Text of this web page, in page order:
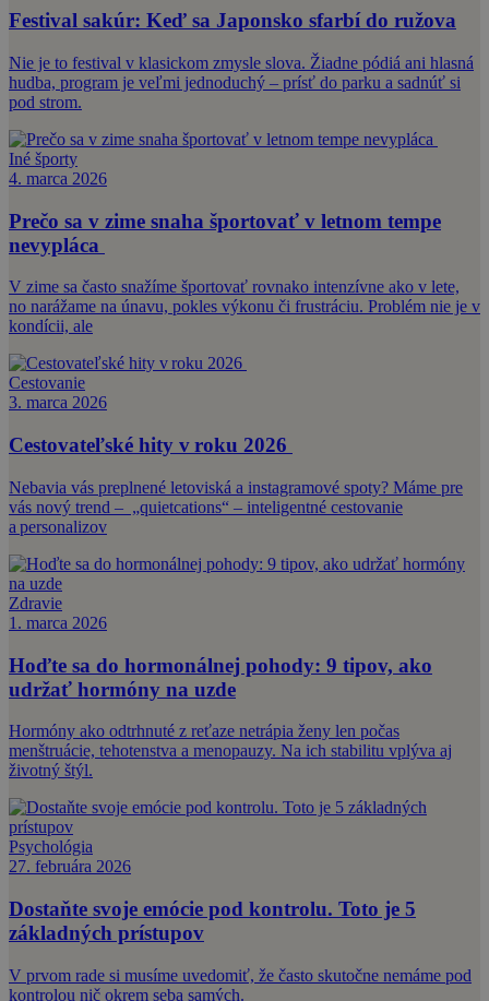
Festival sakúr: Keď sa Japonsko sfarbí do ružova
Nie je to festival v klasickom zmysle slova. Žiadne pódiá ani hlasná
hudba, program je veľmi jednoduchý – prísť do parku a sadnúť si
pod strom.
Iné športy
4. marca 2026
Prečo sa v zime snaha športovať v letnom tempe
nevypláca
V zime sa často snažíme športovať rovnako intenzívne ako v lete,
no narážame na únavu, pokles výkonu či frustráciu. Problém nie je v
kondícii, ale
Cestovanie
3. marca 2026
Cestovateľské hity v roku 2026
Nebavia vás preplnené letoviská a instagramové spoty? Máme pre
vás nový trend – „quietcations“ – inteligentné cestovanie
a personalizov
Zdravie
1. marca 2026
Hoďte sa do hormonálnej pohody: 9 tipov, ako
udržať hormóny na uzde
Hormóny ako odtrhnuté z reťaze netrápia ženy len počas
menštruácie, tehotenstva a menopauzy. Na ich stabilitu vplýva aj
životný štýl.
Psychológia
27. februára 2026
Dostaňte svoje emócie pod kontrolu. Toto je 5
základných prístupov
V prvom rade si musíme uvedomiť, že často skutočne nemáme pod
kontrolou nič okrem seba samých.